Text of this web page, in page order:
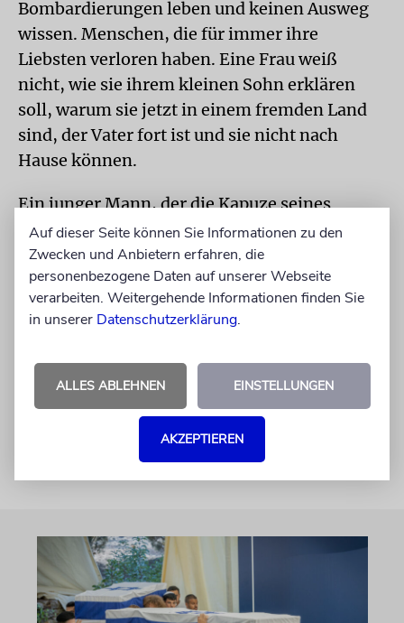
Bombardierungen leben und keinen Ausweg
wissen. Menschen, die für immer ihre
Liebsten verloren haben. Eine Frau weiß
nicht, wie sie ihrem kleinen Sohn erklären
soll, warum sie jetzt in einem fremden Land
sind, der Vater fort ist und sie nicht nach
Hause können.
Ein junger Mann, der die Kapuze seines
Wintermantels tief ins Gesicht gezogen hat,
erzählt, dass er seit Wochen im Keller lebt,
ohne Heizung, Strom und Wasser. Er weiß
nicht, wie lange es noch so gehen kann. Leise
erklingt in Tel Aviv die ukrainische
schaut der Mann in die Kamera: »Herr Putin,
was haben Sie nur getan?«
Auf dieser Seite können Sie Informationen zu den
Zwecken und Anbietern erfahren, die
personenbezogene Daten auf unserer Webseite
verarbeiten. Weitergehende Informationen finden Sie
in unserer Datenschutzerklärung.
ALLES ABLEHNEN EINSTELLUNGEN
AKZEPTIEREN